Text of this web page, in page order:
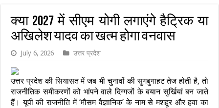
क्या 2027 में सीएम योगी लगाएंगे हैट्रिक या
अखिलेश यादव का खत्म होगा वनवास
July 6, 2026 उत्तर प्रदेश
उत्तर प्रदेश की सियासत में जब भी चुनावों की सुगबुगाहट तेज होती है, तो
राजनीतिक समीकरणों को भांपने वाले दिग्गजों के बयान सुर्खियां बन जाते
हैं। यूपी की राजनीति में ‘मौसम वैज्ञानिक’ के नाम से मशहूर और हवा का